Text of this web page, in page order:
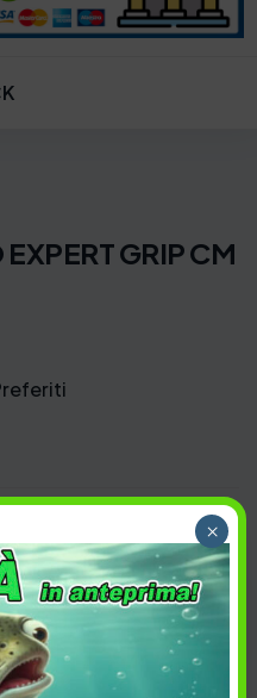
GRIP CM
,PROFESSIONALE
×